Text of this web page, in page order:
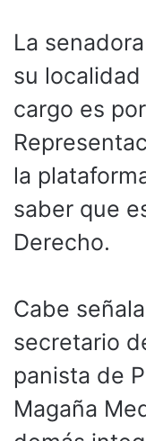
La
su
cargo es
la
saber que
Derecho.
Cabe
secretario
panista de
Magaña